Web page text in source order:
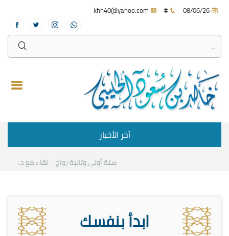
#
آخر الأخبار
سنة أولى وثانية زواج – لقاء مع د.خالد
ابدأ بنفسك